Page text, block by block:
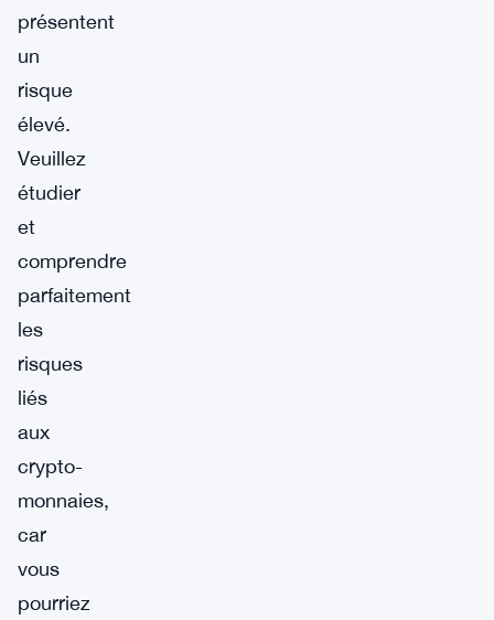
présentent
un
risque
élevé.
Veuillez
étudier
et
comprendre
parfaitement
les
risques
liés
aux
crypto-
monnaies,
car
vous
pourriez